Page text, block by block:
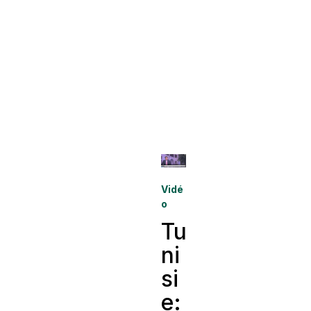
Vidé
o
Tu
ni
si
e: